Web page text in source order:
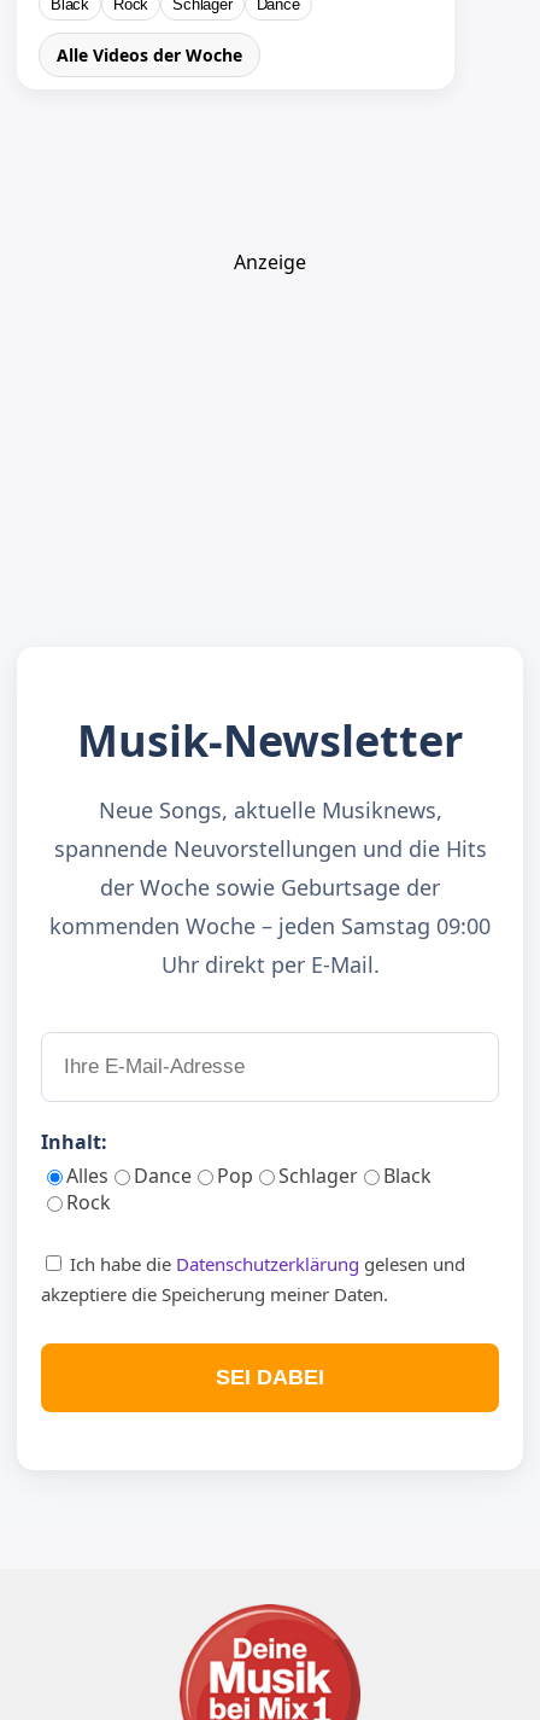
Black Rock Schlager Dance
Alle Videos der Woche
Anzeige
Musik-Newsletter
Neue Songs, aktuelle Musiknews,
spannende Neuvorstellungen und die Hits
der Woche sowie Geburtsage der
kommenden Woche – jeden Samstag 09:00
Uhr direkt per E-Mail.
Inhalt:
Alles
Dance Pop Schlager
Black
Rock
Ich habe die Datenschutzerklärung gelesen und
akzeptiere die Speicherung meiner Daten.
SEI DABEI